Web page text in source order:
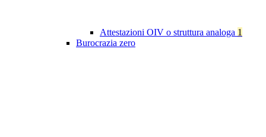
Attestazioni OIV o struttura analoga 1
Burocrazia zero